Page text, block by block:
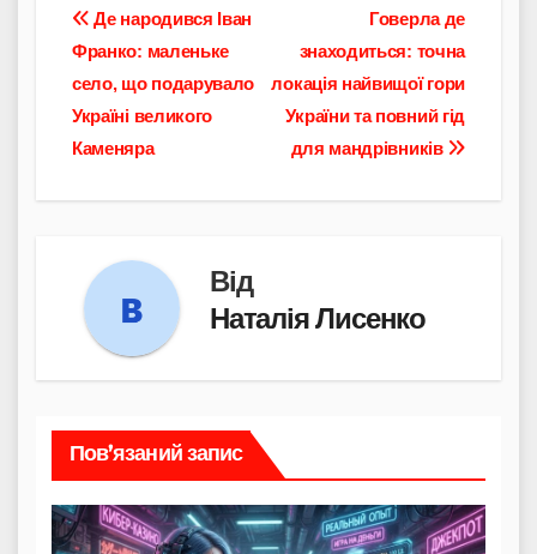
Навігація
записів
Говерла де
знаходиться: точна
локація найвищої гори
України та повний гід
для мандрівників
Де народився Іван
Франко: маленьке
село, що подарувало
Україні великого
Каменяра
Від
Наталія Лисенко
Пов’язаний запис